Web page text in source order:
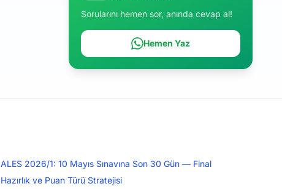
Sorularını hemen sor, anında cevap al!
Hemen Yaz
ALES 2026/1: 10 Mayıs Sınavına Son 30 Gün — Final
Hazırlık ve Puan Türü Stratejisi